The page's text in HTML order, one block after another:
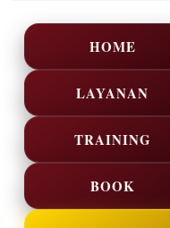
HOME
LAYANAN
TRAINING
BOOK